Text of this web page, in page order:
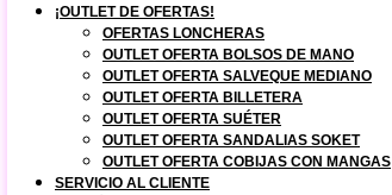
¡OUTLET DE OFERTAS!
OFERTAS LONCHERAS
OUTLET OFERTA BOLSOS DE MANO
OUTLET OFERTA SALVEQUE MEDIANO
OUTLET OFERTA BILLETERA
OUTLET OFERTA SUÉTER
OUTLET OFERTA SANDALIAS SOKET
OUTLET OFERTA COBIJAS CON MANGAS
SERVICIO AL CLIENTE